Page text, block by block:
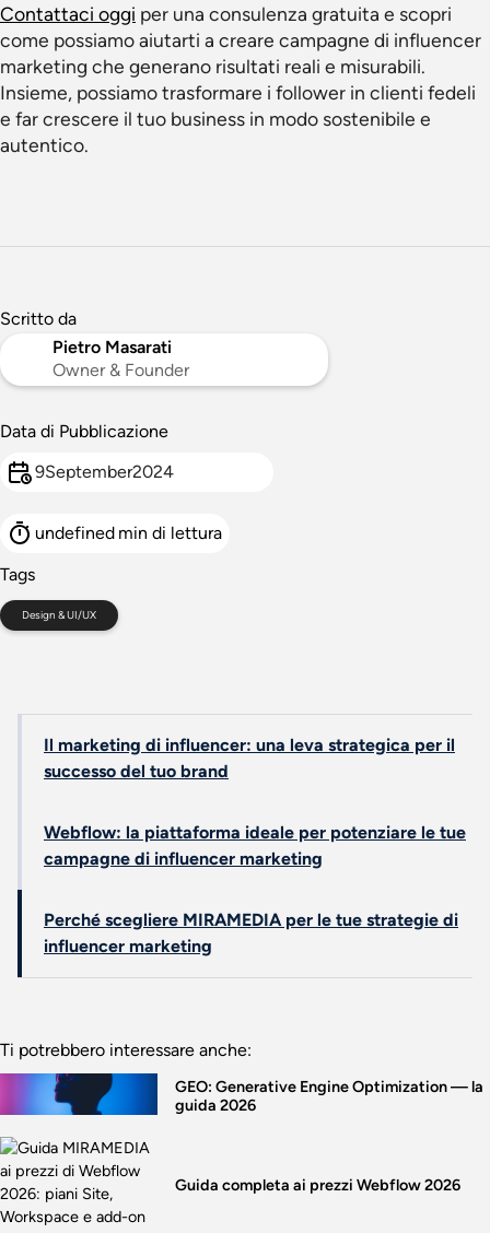
Contattaci oggi per una consulenza gratuita e scopri
come possiamo aiutarti a creare campagne di influencer
marketing che generano risultati reali e misurabili.
Insieme, possiamo trasformare i follower in clienti fedeli
e far crescere il tuo business in modo sostenibile e
autentico.
Scritto da
Pietro Masarati
Owner & Founder
Data di Pubblicazione
9September2024
undefined min di lettura
Tags
Design & UI/UX
Il marketing di influencer: una leva strategica per il
successo del tuo brand
Webflow: la piattaforma ideale per potenziare le tue
campagne di influencer marketing
Perché scegliere MIRAMEDIA per le tue strategie di
influencer marketing
Ti potrebbero interessare anche:
GEO: Generative Engine Optimization — la
guida 2026
Guida completa ai prezzi Webflow 2026